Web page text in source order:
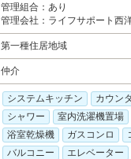
管理組合：あり
管理会社：ライフサポート西
第一種住居地域
仲介
システムキッチン カウン
シャワー
室内洗濯機置場
浴室乾燥機
ガスコンロ
バルコニー
エレベーター